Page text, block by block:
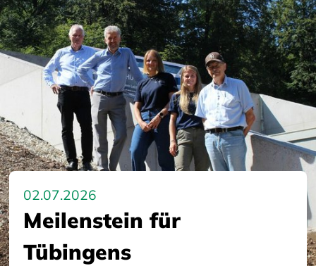
02.07.2026
Meilenstein für
Tübingens